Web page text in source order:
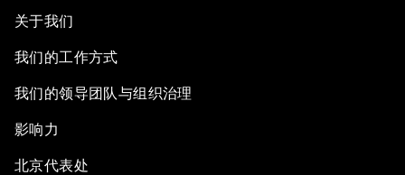
关于我们
我们的工作方式
我们的领导团队与组织治理
影响力
北京代表处